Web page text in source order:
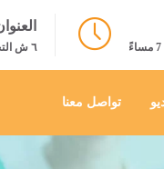
٦ ش التحرير - امام محطة البحوث - الدقي
تواصل معنا